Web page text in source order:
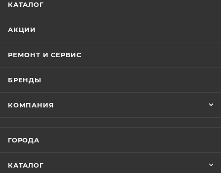
КАТАЛОГ
АКЦИИ
РЕМОНТ И СЕРВИС
БРЕНДЫ
КОМПАНИЯ
ГОРОДА
КАТАЛОГ